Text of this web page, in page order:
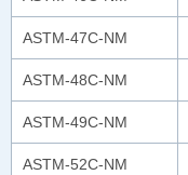
ASTM-47C-NM
ASTM-48C-NM
ASTM-49C-NM
ASTM-52C-NM